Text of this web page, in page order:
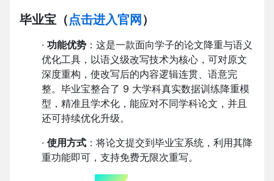
毕业宝 （点击进入官网 ）
· 功能优势 ：这是一款面向学子的论文降重与语义
优化工具，以语义级改写技术为核心，可对原文
深度重构，使改写后的内容逻辑连贯、语意完
整。毕业宝整合了 9 大学科真实数据训练降重模
型，精准且学术化，能应对不同学科论文，并且
还可持续优化升级。
· 使用方式 ：将论文提交到毕业宝系统，利用其降
重功能即可，支持免费无限次重写。